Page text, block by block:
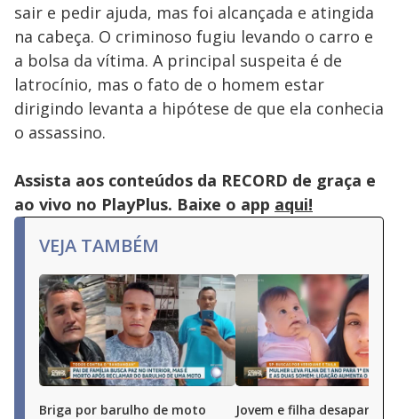
sair e pedir ajuda, mas foi alcançada e atingida
na cabeça. O criminoso fugiu levando o carro e
a bolsa da vítima. A principal suspeita é de
latrocínio, mas o fato de o homem estar
dirigindo levanta a hipótese de que ela conhecia
o assassino.
Assista aos conteúdos da RECORD de graça e
ao vivo no PlayPlus. Baixe o app aqui!
VEJA TAMBÉM
Briga por barulho de moto
Jovem e filha